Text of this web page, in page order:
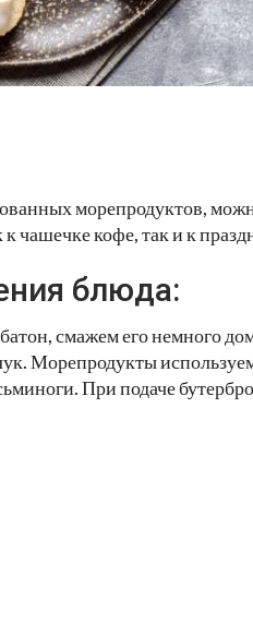
морепродуктов,
чашечке кофе, так и к
блюда:
смажем его немного
Морепродукты
При подаче